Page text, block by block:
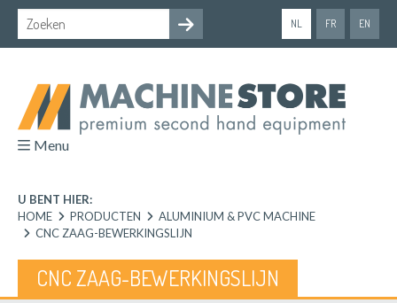
NL FR EN
Menu
U BENT HIER:
HOME
PRODUCTEN
ALUMINIUM & PVC MACHINE
CNC ZAAG-BEWERKINGSLIJN
CNC ZAAG-BEWERKINGSLIJN